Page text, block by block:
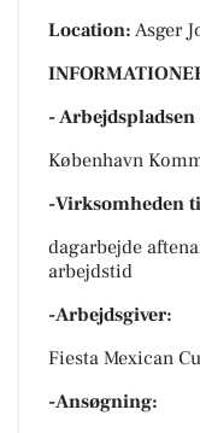
Location: Asger
-
København
-Virksomheden
dagarbejde
arbejdstid
-Arbejdsgiver:
Fiesta Mexican
-Ansøgning: